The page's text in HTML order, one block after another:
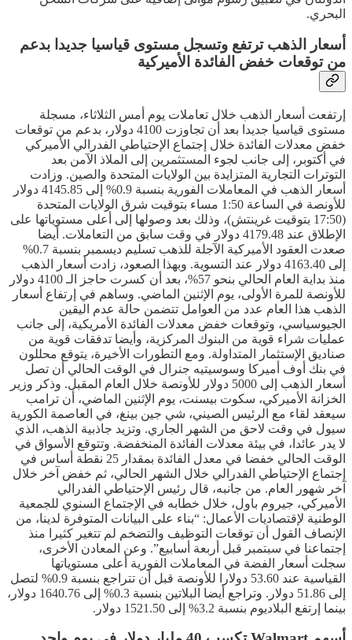
البحري.
أسعار الذهب ترتفع وتسجل مستوى قياسيا جديدا بدعم
من توقعات خفض الفائدة الأميركية
إرتفعت أسعار الذهب خلال تعاملات يوم أمس الثلاثاء، مسجلة
مستوى قياسيا جديدا بعد أن تجاوزت 4100 دولار، بدعم من توقعات
خفض معدلات الفائدة خلال إجتماع الإحتياطي الفدرالي الأميركي
في أكتوبر، إلى جانب لجوء المستثمرين إلى الملاذ الآمن بعد
التوترات التجارية المتزايدة بين الولايات المتحدة والصين. وزادت
أسعار الذهب في المعاملات الفورية بنسبة 0.9% إلى 4145.85 دولار
للأونصة في الساعة 1:50 مساء بتوقيت شرق الولايات المتحدة
(17:50 بتوقيت غرينتش)، وذلك بعد وصولها إلى أعلى مستوياتها على
الإطلاق عند 4179.48 دولار في وقت سابق من التعاملات. أيضا
صعدت العقود الأميركية الآجلة للذهب تسليم ديسمبر بنسبة 0.7%
إلى 4163.40 دولار عند التسوية. وبهذا الصعود، زادت أسعار الذهب
منذ بداية العام الحالي بنحو 57%، بعد أن كسرت حاجز الـ 4100 دولار
للأونصة للمرة الأولى، يوم الإثنين الماضي. وساهم في إرتفاع أسعار
الذهب هذا العام عدد من العوامل تتضمن حالة عدم اليقين
الجيوسياسي، وتوقعات خفض معدلات الفائدة الأمريكية، إلى جانب
عمليات شراء قوية من البنوك المركزية، وأيضا تدفقات قوية من
صناديق الإستثمار المتداولة. ومع التطورات الأخيرة، يتوقع محللون
في بنك أوف أميركا وسوسيتيه جنرال في الوقت الحالي أن تصل
أسعار الذهب إلى 5000 دولار للأونصة خلال العام المقبل. وذكر وزير
الخزانة الأميركي، سكوت بيسنت، يوم الإثنين الماضي، أن ترامب
سيعقد لقاء مع الرئيس الصيني، شي جين بينغ، في العاصمة الكورية
سيول في وقت لاحق من الشهر الجاري. وتزيد جاذبية الذهب، الذي
لا يدر عائدا، في بيئة معدلات الفائدة المنخفضة. وتتوقع الأسواق في
الوقت الحالي خفضا في معدل الفائدة بمقدار 25 نقطة أساس في
إجتماع الإحتياطي الفدرالي خلال الشهر الحالي، ثم خفض آخر خلال
آخر شهور العام. من جانبه، قال رئيس الإحتياطي الفدرالي
الأميركي، جيروم باول، خلال خطابه في الإجتماع السنوي للجمعية
الوطنية لإقتصاديات الأعمال: “بناء على البيانات المتوفرة لدينا، من
الإنصاف القول أن توقعات التوظيف والتضخم لم تتغير كثيرا منذ
إجتماعنا في سبتمبر قبل أربعة أسابيع”. وعن المعادن الأخرى،
سجلت أسعار الفضة في المعاملات الفورية أعلى مستوياتها
القياسية عند 53.60 دولارا للأونصة قبل أن تتراجع بنسبة 0.9% لتصل
إلى 51.86 دولار. وتراجع أيضا البلاتين بنسبة 0.3% إلى 1640.76 دولار،
بينما إرتفع البلاديوم بنسبة 3.2% إلى 1521.50 دولار.